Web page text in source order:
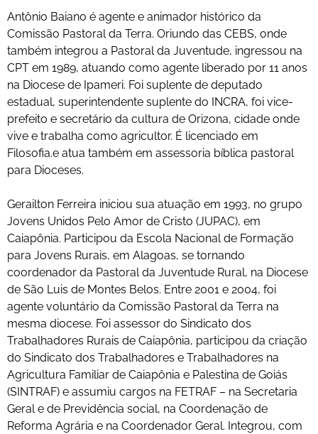
Antônio Baiano é agente e animador histórico da
Comissão Pastoral da Terra. Oriundo das CEBS, onde
também integrou a Pastoral da Juventude, ingressou na
CPT em 1989, atuando como agente liberado por 11 anos
na Diocese de Ipameri. Foi suplente de deputado
estadual, superintendente suplente do INCRA, foi vice-
prefeito e secretário da cultura de Orizona, cidade onde
vive e trabalha como agricultor. É licenciado em
Filosofia.e atua também em assessoria bíblica pastoral
para Dioceses.
Gerailton Ferreira iniciou sua atuação em 1993, no grupo
Jovens Unidos Pelo Amor de Cristo (JUPAC), em
Caiapônia. Participou da Escola Nacional de Formação
para Jovens Rurais, em Alagoas, se tornando
coordenador da Pastoral da Juventude Rural, na Diocese
de São Luis de Montes Belos. Entre 2001 e 2004, foi
agente voluntário da Comissão Pastoral da Terra na
mesma diocese. Foi assessor do Sindicato dos
Trabalhadores Rurais de Caiapônia, participou da criação
do Sindicato dos Trabalhadores e Trabalhadores na
Agricultura Familiar de Caiapônia e Palestina de Goiás
(SINTRAF) e assumiu cargos na FETRAF – na Secretaria
Geral e de Previdência social, na Coordenação de
Reforma Agrária e na Coordenador Geral. Integrou, com